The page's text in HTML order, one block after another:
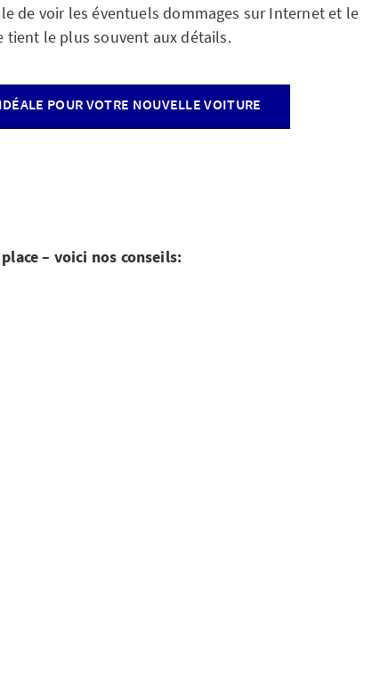
de voir les éventuels dommages sur Internet et le
tient le plus souvent aux détails.
POUR VOTRE NOUVELLE VOITURE
– voici nos conseils: